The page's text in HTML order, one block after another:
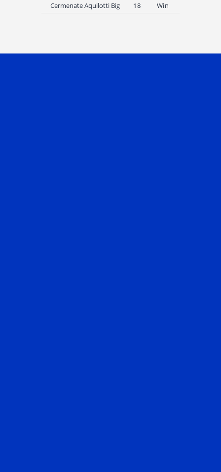
Cermenate Aquilotti Big
18 Win